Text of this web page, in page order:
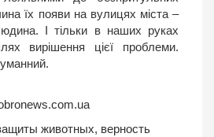
їх появи на вулицях міста –
І тільки в наших руках
вирішення цієї проблеми.
животных, верность